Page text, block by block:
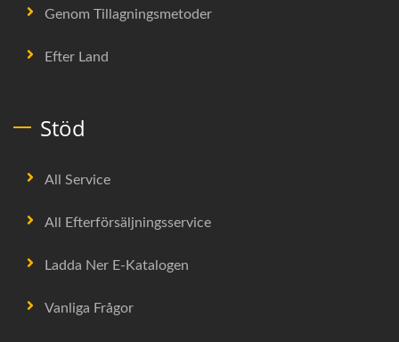
Genom Tillagningsmetoder
Efter Land
Stöd
All Service
All Efterförsäljningsservice
Ladda Ner E-Katalogen
Vanliga Frågor